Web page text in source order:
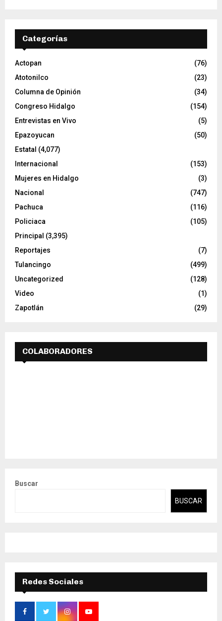
v
e
o
Categorías
Actopan
(76)
Atotonilco
(23)
Columna de Opinión
(34)
Congreso Hidalgo
(154)
Entrevistas en Vivo
(5)
Epazoyucan
(50)
Estatal (4,077)
Internacional
(153)
Mujeres en Hidalgo
(3)
Nacional
(747)
Pachuca
(116)
Policiaca
(105)
Principal (3,395)
Reportajes
(7)
Tulancingo
(499)
Uncategorized
(128)
Video
(1)
Zapotlán
(29)
COLABORADORES
Buscar
BUSCAR
Redes Sociales